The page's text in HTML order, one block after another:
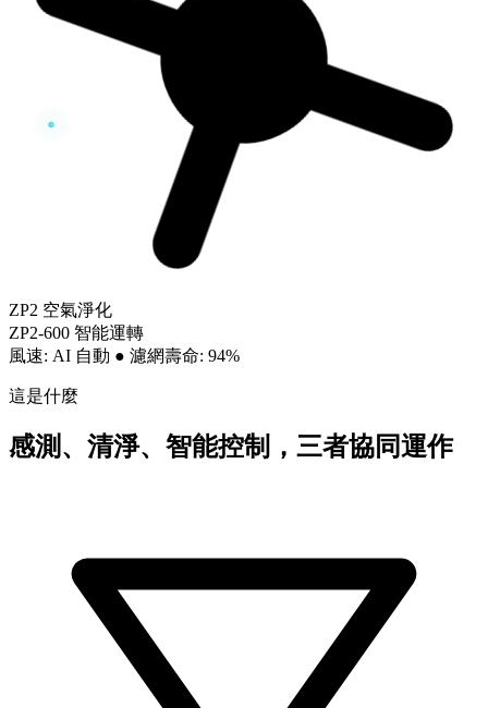
ZP2 空氣淨化
ZP2-600 智能運轉
風速: AI 自動 ● 濾網壽命: 94%
這是什麼
感測、清淨、智能控制，三者協同運作